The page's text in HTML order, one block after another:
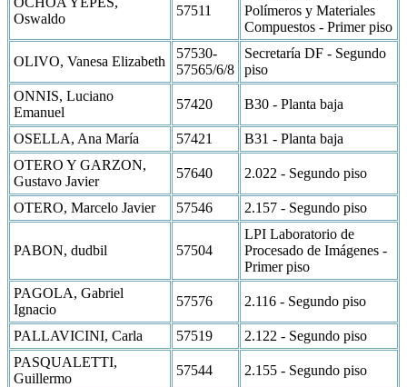
Oswaldo
57511
Polímeros y Materiales
Compuestos - Primer piso
OLIVO, Vanesa Elizabeth
57530-
57565/6/8
Secretaría DF - Segundo
piso
ONNIS, Luciano
Emanuel
57420 B30 - Planta baja
OSELLA, Ana María 57421
B31 - Planta baja
OTERO Y GARZON,
Gustavo Javier
57640 2.022 - Segundo piso
OTERO, Marcelo Javier 57546 2.157 - Segundo piso
PABON, dudbil 57504
LPI Laboratorio de
Procesado de Imágenes -
Primer piso
PAGOLA, Gabriel
Ignacio
57576 2.116 - Segundo piso
PALLAVICINI, Carla 57519
2.122 - Segundo piso
PASQUALETTI,
Guillermo
57544 2.155 - Segundo piso